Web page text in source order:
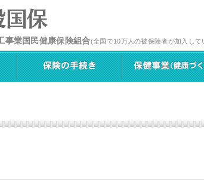
事業国民健康保険組合(全国で10万人の被保険者が加入し